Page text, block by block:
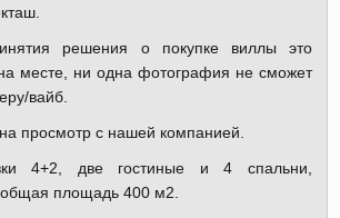
решения о покупке виллы это
месте, ни одна фотография не сможет
вайб.
просмотр с нашей компанией.
4+2, две гостиные и 4 спальни,
общая площадь 400 м2.